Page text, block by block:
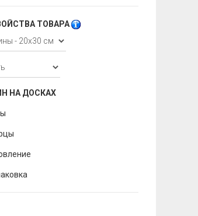
ТОВАРА
НА ДОСКАХ